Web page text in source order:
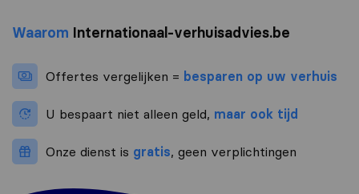
Waarom Internationaal-verhuisadvies.be
Offertes vergelijken = besparen op uw verhuis
U bespaart niet alleen geld, maar ook tijd
Onze dienst is gratis, geen verplichtingen